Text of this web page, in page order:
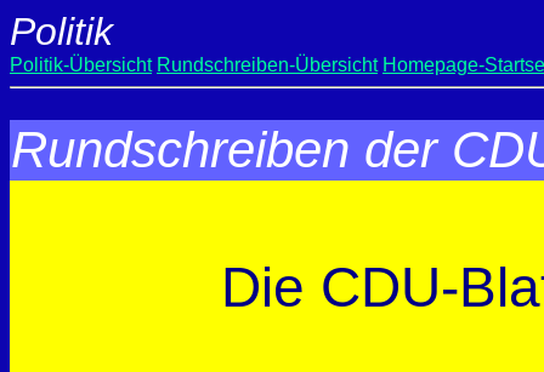
Politik
Politik-Übersicht Rundschreiben-Übersicht Homepage-
Rundschreiben der
Die CDU-